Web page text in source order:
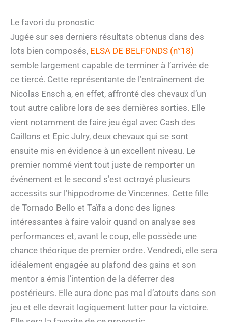
Le favori du pronostic
Jugée sur ses derniers résultats obtenus dans des
lots bien composés, ELSA DE BELFONDS (n°18)
semble largement capable de terminer à l’arrivée de
ce tiercé. Cette représentante de l’entraînement de
Nicolas Ensch a, en effet, affronté des chevaux d’un
tout autre calibre lors de ses dernières sorties. Elle
vient notamment de faire jeu égal avec Cash des
Caillons et Epic Julry, deux chevaux qui se sont
ensuite mis en évidence à un excellent niveau. Le
premier nommé vient tout juste de remporter un
événement et le second s’est octroyé plusieurs
accessits sur l’hippodrome de Vincennes. Cette fille
de Tornado Bello et Taïfa a donc des lignes
intéressantes à faire valoir quand on analyse ses
performances et, avant le coup, elle possède une
chance théorique de premier ordre. Vendredi, elle sera
idéalement engagée au plafond des gains et son
mentor a émis l’intention de la déferrer des
postérieurs. Elle aura donc pas mal d’atouts dans son
jeu et elle devrait logiquement lutter pour la victoire.